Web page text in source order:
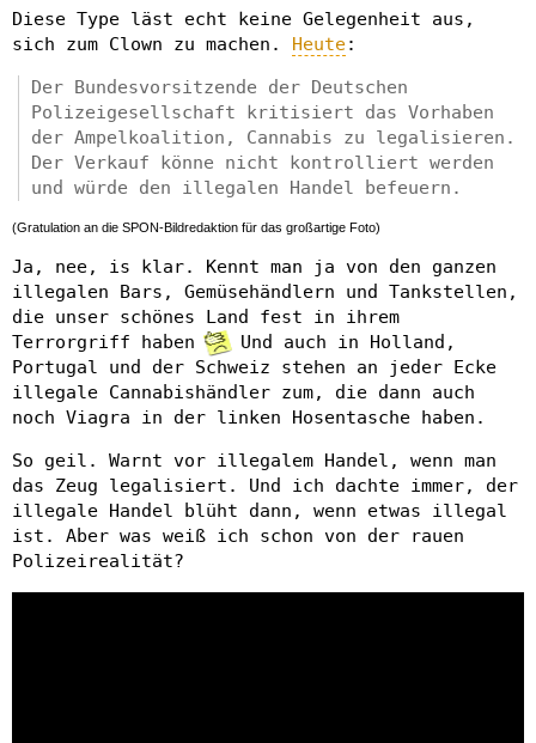
Diese Type läst echt keine Gelegenheit aus,
sich zum Clown zu machen. Heute:
Der Bundesvorsitzende der Deutschen
Polizeigesellschaft kritisiert das Vorhaben
der Ampelkoalition, Cannabis zu legalisieren.
Der Verkauf könne nicht kontrolliert werden
und würde den illegalen Handel befeuern.
(Gratulation an die SPON-Bildredaktion für das großartige Foto)
Ja, nee, is klar. Kennt man ja von den ganzen
illegalen Bars, Gemüsehändlern und Tankstellen,
die unser schönes Land fest in ihrem
Terrorgriff haben
Und auch in Holland,
Portugal und der Schweiz stehen an jeder Ecke
illegale Cannabishändler zum, die dann auch
noch Viagra in der linken Hosentasche haben.
So geil. Warnt vor illegalem Handel, wenn man
das Zeug legalisiert. Und ich dachte immer, der
illegale Handel blüht dann, wenn etwas illegal
ist. Aber was weiß ich schon von der rauen
Polizeirealität?